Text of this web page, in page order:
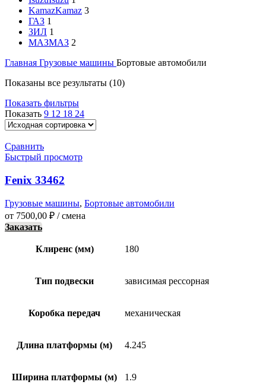
KamazKamaz 3
ГАЗ 1
ЗИЛ 1
МАЗМАЗ 2
Главная Грузовые машины Бортовые автомобили
Показаны все результаты (10)
Показать фильтры
Показать 9 12 18 24
Сравнить
Быстрый просмотр
Fenix 33462
Грузовые машины, Бортовые автомобили
от 7500,00 ₽ / смена
Заказать
Клиренс (мм) 180
Тип подвески зависимая рессорная
Коробка передач механическая
Длина платформы (м) 4.245
Ширина платформы (м) 1.9